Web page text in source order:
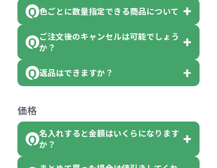
ります。
【例】注文可能数が100個の場合
は、100個以上でしたら、何個でも
可能です。
ている商品は、色指定不可となって
ん。
色指定できる商品もございますが商
品の詳細に「色・柄 取り混ぜ」のラ
ベルや商品画像に「〇色取混ぜ」な
れ等分で100個ずつ入って参ります。
（割り切れない場合は数個単位で前
色ごとに数量指定できる商品について
「選べる本体色」のラベルが付いて
す。
い。
例えば…
ご注文後のキャンセルは可能でしょう
か？
お客様都合でのキャンセルは、制作
がございます。
ご注文の際は、十分にご確認・ご検
返品はできますか？
めご了承ください。
ただし下記の場合は承っております
価格
名入れすると金額はいくらになります
か？